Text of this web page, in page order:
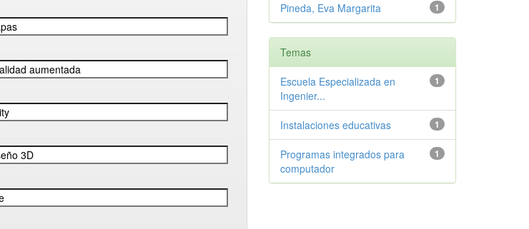
1
Pineda, Eva Margarita
Temas
1
Escuela Especializada en
Ingenier...
1
Instalaciones educativas
1
Programas integrados para
computador